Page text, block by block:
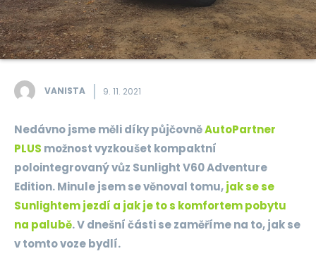
VANISTA 9. 11. 2021
Nedávno jsme měli díky půjčovněAutoPartner
PLUS možnost vyzkoušet kompaktní
polointegrovaný vůz Sunlight V60 Adventure
Edition. Minule jsem se věnoval tomu,jak se se
Sunlightem jezdí a jak je to s komfortem pobytu
na palubě. V dnešní části se zaměříme na to, jak se
v tomto voze bydlí.